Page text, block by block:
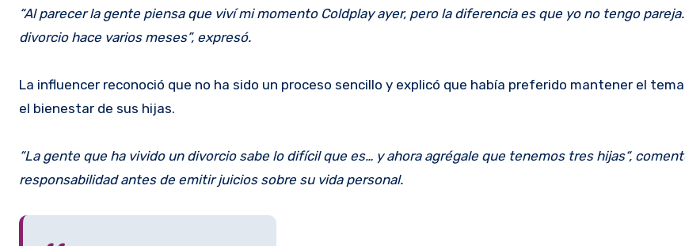
“Al parecer la gente piensa que viví mi momento Coldplay ayer, pero la diferencia es que yo no tengo
divorcio hace varios meses”, expresó.
La influencer reconoció que no ha sido un proceso sencillo y explicó que había preferido mantener el
el bienestar de sus hijas.
“La gente que ha vivido un divorcio sabe lo difícil que es… y ahora agrégale que tenemos tres hijas“,
responsabilidad antes de emitir juicios sobre su vida personal.